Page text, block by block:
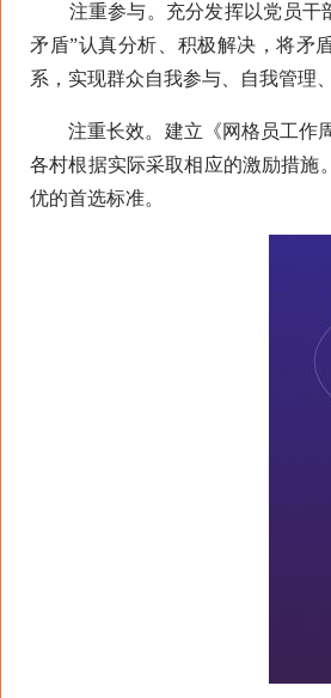
注重参与。充分发挥以党员干部
矛盾”认真分析、积极解决，将矛
系，实现群众自我参与、自我管理
注重长效。建立《网格员工作周
各村根据实际采取相应的激励措施
优的首选标准。